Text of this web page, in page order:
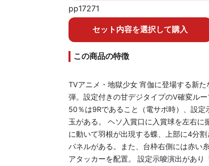
pp17271
セット内容を選択して購入
この商品の特徴
TVアニメ・地獄少女 宵伽に登場する新
弾。設定付きの甘デジタイプのV確変ル
50％は9Rであること（電サポ時）、設
玉がある。 ヘソ入賞口に入賞球を左右
に動いて羽根が出現する蝶、上部に4分
パネルがある。また、台枠右側には赤い
アタッカーを配置。 設定示唆演出があ